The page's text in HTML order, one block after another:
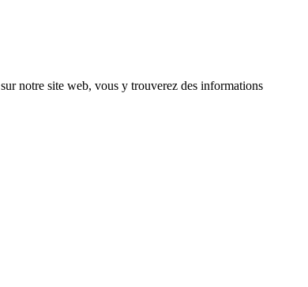
sur notre site web, vous y trouverez des informations